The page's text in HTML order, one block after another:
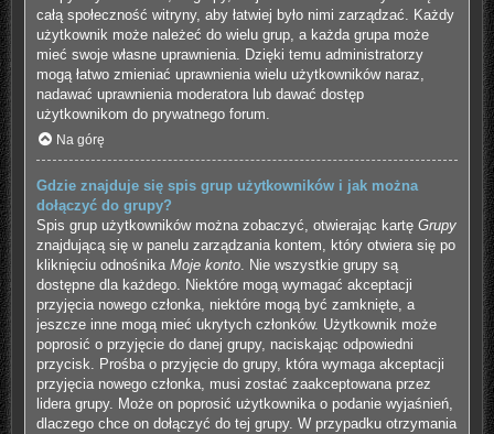
całą społeczność witryny, aby łatwiej było nimi zarządzać. Każdy
użytkownik może należeć do wielu grup, a każda grupa może
mieć swoje własne uprawnienia. Dzięki temu administratorzy
mogą łatwo zmieniać uprawnienia wielu użytkowników naraz,
nadawać uprawnienia moderatora lub dawać dostęp
użytkownikom do prywatnego forum.
Na górę
Gdzie znajduje się spis grup użytkowników i jak można
dołączyć do grupy?
Spis grup użytkowników można zobaczyć, otwierając kartę Grupy
znajdującą się w panelu zarządzania kontem, który otwiera się po
kliknięciu odnośnika Moje konto. Nie wszystkie grupy są
dostępne dla każdego. Niektóre mogą wymagać akceptacji
przyjęcia nowego członka, niektóre mogą być zamknięte, a
jeszcze inne mogą mieć ukrytych członków. Użytkownik może
poprosić o przyjęcie do danej grupy, naciskając odpowiedni
przycisk. Prośba o przyjęcie do grupy, która wymaga akceptacji
przyjęcia nowego członka, musi zostać zaakceptowana przez
lidera grupy. Może on poprosić użytkownika o podanie wyjaśnień,
dlaczego chce on dołączyć do tej grupy. W przypadku otrzymania